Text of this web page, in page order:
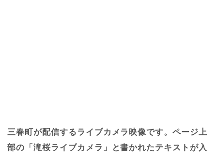
三春町が配信するライブカメラ映像です。ページ上
部の「滝桜ライブカメラ」と書かれたテキストが入